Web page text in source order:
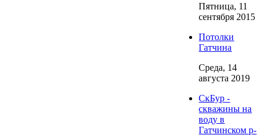
Пятница, 11
сентября 2015
Потолки
Гатчина
Среда, 14
августа 2019
СкБур -
скважины на
воду в
Гатчинском р-